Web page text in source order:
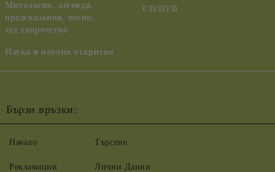
Митология, легенди,
предсказания, песни,
худ.творчество
Наука и научни открития
CD/DVD
Бързи връзки:
Начало
Рекламации
Търсене
Лични Данни